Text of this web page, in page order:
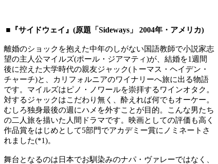
■『サイドウェイ』(原題「Sideways」 2004年・アメリカ)
離婚のショックを抱えた中年のしがない国語教師で小説家志
望の主人公マイルズ(ポール・ジアマティ)が、結婚を1週間
後に控えた大学時代の親友ジャック(トーマス・ヘイデン・
チャーチ)と、カリフォルニアのワイナリーへ旅に出る物語
です。マイルズはピノ・ノワールを崇拝するワインオタク。
対するジャックはこだわり無く、酔えれば何でもオーケー。
むしろ独身最後の週にハメを外すことが目的。こんな男たち
の二人旅を描いた人間ドラマです。映画としての評価も高く
作品賞をはじめとして5部門でアカデミー賞にノミネートさ
れました(*1)。
舞台となるのは日本でお馴染みのナパ・ヴァレーではなく、